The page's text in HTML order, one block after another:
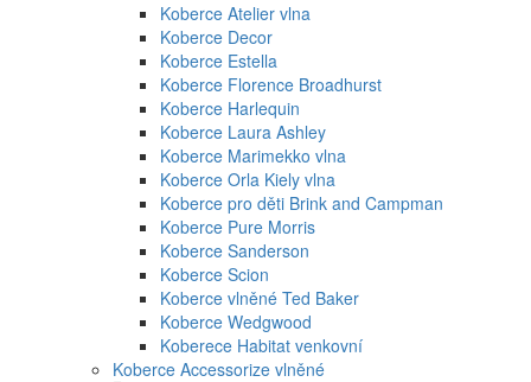
Koberce Atelier vlna
Koberce Decor
Koberce Estella
Koberce Florence Broadhurst
Koberce Harlequin
Koberce Laura Ashley
Koberce Marimekko vlna
Koberce Orla Kiely vlna
Koberce pro děti Brink and Campman
Koberce Pure Morris
Koberce Sanderson
Koberce Scion
Koberce vlněné Ted Baker
Koberce Wedgwood
Koberece Habitat venkovní
Koberce Accessorize vlněné